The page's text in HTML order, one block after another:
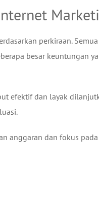
perkiraan.
besar keuntungan
efektif dan layak
anggaran dan fokus